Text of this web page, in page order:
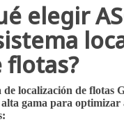
elegir
flotas?
de localización de flotas
alta gama para optimizar